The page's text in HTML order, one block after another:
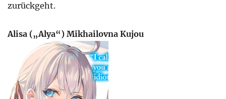
zurückgeht.
Alisa („Alya“) Mikhailovna Kujou